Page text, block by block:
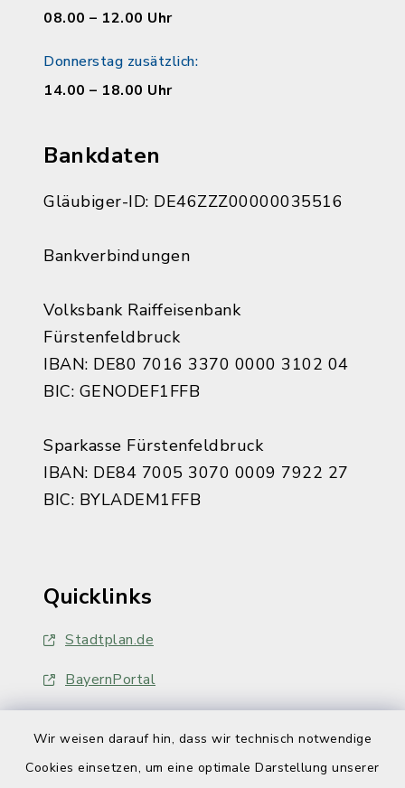
Wir weisen darauf hin, dass wir technisch notwendige
Cookies einsetzen, um eine optimale Darstellung unserer
08.00 – 12.00 Uhr
Donnerstag zusätzlich:
14.00 – 18.00 Uhr
Bankdaten
Gläubiger-ID: DE46ZZZ00000035516
Bankverbindungen
Volksbank Raiffeisenbank
Fürstenfeldbruck
IBAN: DE80 7016 3370 0000 3102 04
BIC: GENODEF1FFB
Sparkasse Fürstenfeldbruck
IBAN: DE84 7005 3070 0009 7922 27
BIC: BYLADEM1FFB
Quicklinks
Stadtplan.de
BayernPortal